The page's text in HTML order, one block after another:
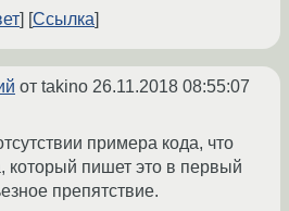
Ссылка
от takino 26.11.2018 08:55:07
примера кода, что
который пишет это в первый
препятствие.